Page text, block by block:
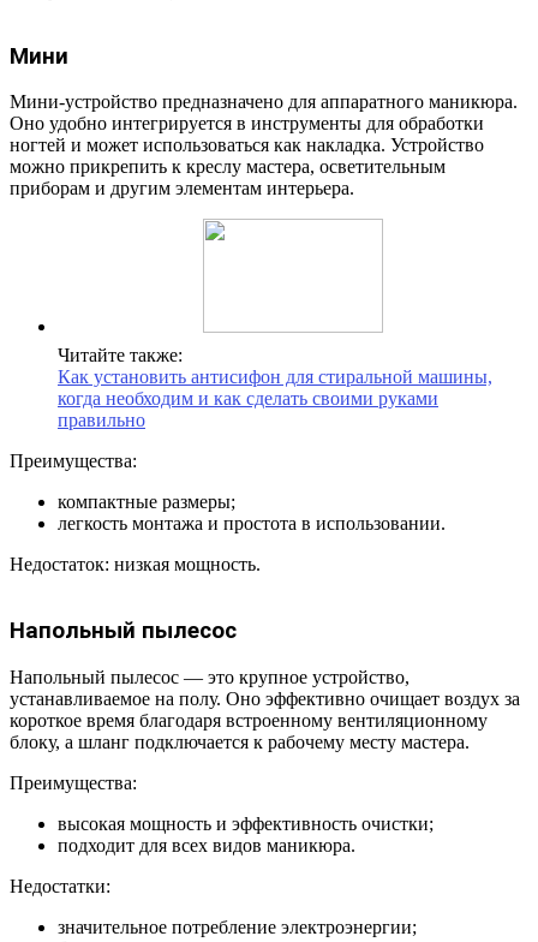
Мини
Мини-устройство предназначено для аппаратного маникюра.
Оно удобно интегрируется в инструменты для обработки
ногтей и может использоваться как накладка. Устройство
можно прикрепить к креслу мастера, осветительным
приборам и другим элементам интерьера.
Читайте также:
Как установить антисифон для стиральной машины,
когда необходим и как сделать своими руками
правильно
Преимущества:
компактные размеры;
легкость монтажа и простота в использовании.
Недостаток: низкая мощность.
Напольный пылесос
Напольный пылесос — это крупное устройство,
устанавливаемое на полу. Оно эффективно очищает воздух за
короткое время благодаря встроенному вентиляционному
блоку, а шланг подключается к рабочему месту мастера.
Преимущества:
высокая мощность и эффективность очистки;
подходит для всех видов маникюра.
Недостатки:
значительное потребление электроэнергии;